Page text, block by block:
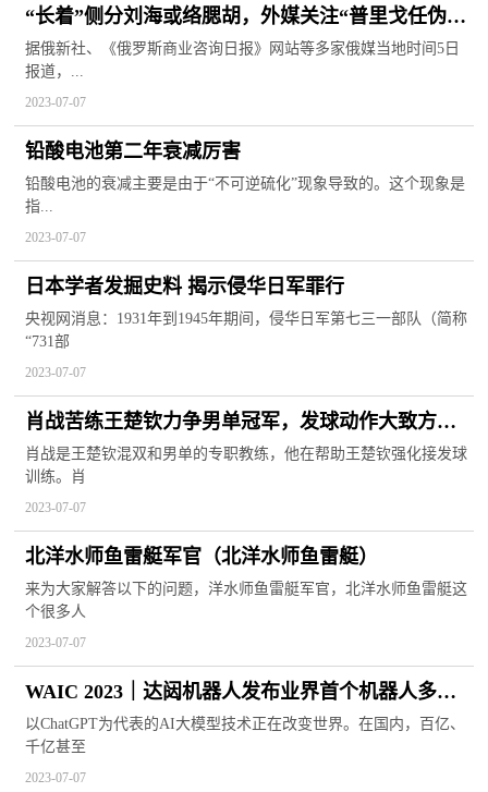
“长着”侧分刘海或络腮胡，外媒关注“普里戈任伪装
照”被泄露
据俄新社、《俄罗斯商业咨询日报》网站等多家俄媒当地时间5日
报道，...
2023-07-07
铅酸电池第二年衰减厉害
铅酸电池的衰减主要是由于“不可逆硫化”现象导致的。这个现象是
指...
2023-07-07
日本学者发掘史料 揭示侵华日军罪行
央视网消息：1931年到1945年期间，侵华日军第七三一部队（简称
“731部
2023-07-07
肖战苦练王楚钦力争男单冠军，发球动作大致方博
躺枪，球迷都笑了
肖战是王楚钦混双和男单的专职教练，他在帮助王楚钦强化接发球
训练。肖
2023-07-07
北洋水师鱼雷艇军官（北洋水师鱼雷艇）
来为大家解答以下的问题，洋水师鱼雷艇军官，北洋水师鱼雷艇这
个很多人
2023-07-07
WAIC 2023｜达闼机器人发布业界首个机器人多模
态大模型RobotGPT
以ChatGPT为代表的AI大模型技术正在改变世界。在国内，百亿、
千亿甚至
2023-07-07